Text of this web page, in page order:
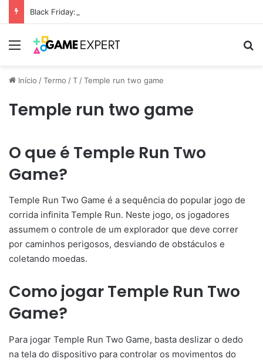
Black Friday: descontos incríveis em eletrônicos
Menu
Início /Termo /T /Temple run two game
Temple run two game
O que é Temple Run Two
Game?
Temple Run Two Game é a sequência do popular jogo de
corrida infinita Temple Run. Neste jogo, os jogadores
assumem o controle de um explorador que deve correr
por caminhos perigosos, desviando de obstáculos e
coletando moedas.
Como jogar Temple Run Two
Game?
Para jogar Temple Run Two Game, basta deslizar o dedo
na tela do dispositivo para controlar os movimentos do